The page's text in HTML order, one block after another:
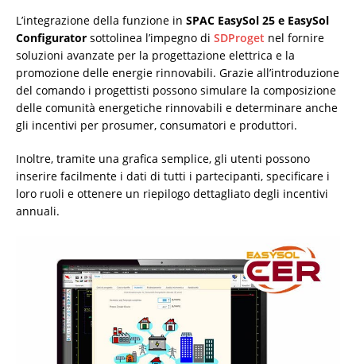
L’integrazione della funzione in SPAC EasySol 25 e EasySol
Configurator sottolinea l’impegno di SDProget nel fornire
soluzioni avanzate per la progettazione elettrica e la
promozione delle energie rinnovabili. Grazie all’introduzione
del comando i progettisti possono simulare la composizione
delle comunità energetiche rinnovabili e determinare anche
gli incentivi per prosumer, consumatori e produttori.
Inoltre, tramite una grafica semplice, gli utenti possono
inserire facilmente i dati di tutti i partecipanti, specificare i
loro ruoli e ottenere un riepilogo dettagliato degli incentivi
annuali.